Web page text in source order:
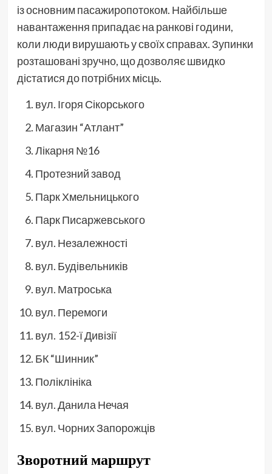
із основним пасажиропотоком. Найбільше
навантаження припадає на ранкові години,
коли люди вирушають у своїх справах. Зупинки
розташовані зручно, що дозволяє швидко
дістатися до потрібних місць.
вул. Ігоря Сікорського
Магазин “Атлант”
Лікарня №16
Протезний завод
Парк Хмельницького
Парк Писаржевського
вул. Незалежності
вул. Будівельників
вул. Матроська
вул. Перемоги
вул. 152-ї Дивізії
БК “Шинник”
Поліклініка
вул. Данила Нечая
вул. Чорних Запорожців
Зворотний маршрут